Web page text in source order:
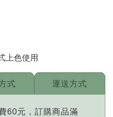
上色使用
60元，訂購商品滿
式 運送方式